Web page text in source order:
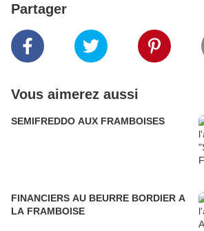
Partager
Vous aimerez aussi
SEMIFREDDO AUX FRAMBOISES
FINANCIERS AU BEURRE BORDIER A
LA FRAMBOISE